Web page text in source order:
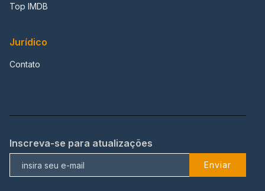
Top IMDB
Jurídico
Contato
Inscreva-se para atualizações
Enviar